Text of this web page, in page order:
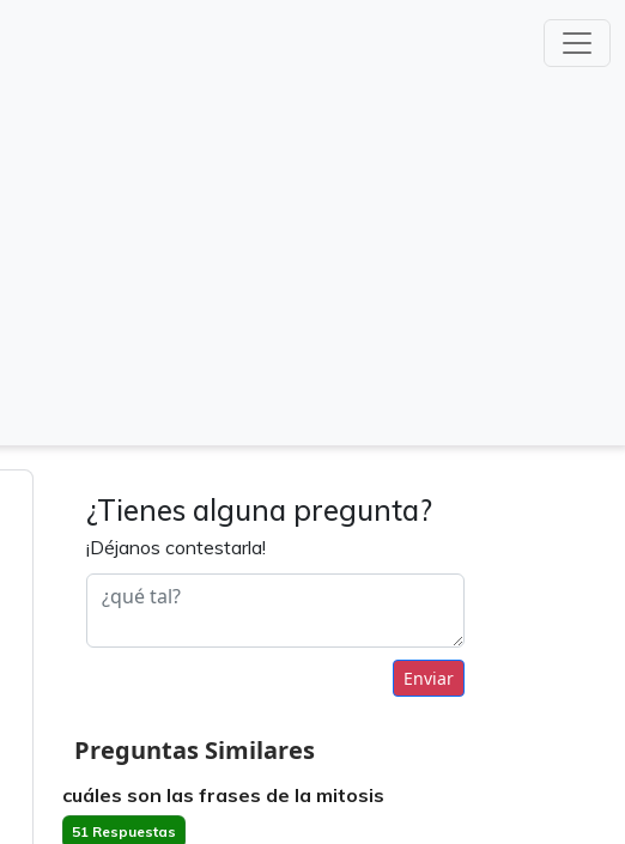
¿Tienes alguna pregunta?
¡Déjanos contestarla!
Enviar
Preguntas Similares
cuáles son las frases de la mitosis
51 Respuestas